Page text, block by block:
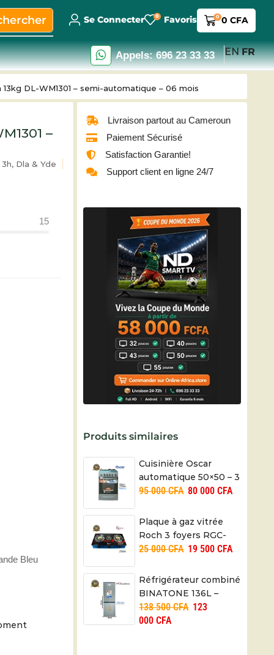
Se Connecter 0 Favoris 0 0 CFA
Appels: 696 23 33 33 EN FR
DL-WM1301 – semi-automatique – 06 mois
–
3h, Dla & Yde
15
Bleu
Livraison partout au Cameroun
Paiement Sécurisé
Satisfaction Garantie!
Support client en ligne 24/7
Produits similaires
Cuisinière Oscar
automatique 50×50 – 3
feux + 1 plaque – 06
95 000CFA 80 000CFA
Plaque à gaz vitrée
Roch 3 foyers RGC-
TT306-C –
mois
25 000CFA 19 500CFA
Réfrigérateur combiné
BINATONE 136L –
FR160 – 06mois
138 500CFA 123
000CFA